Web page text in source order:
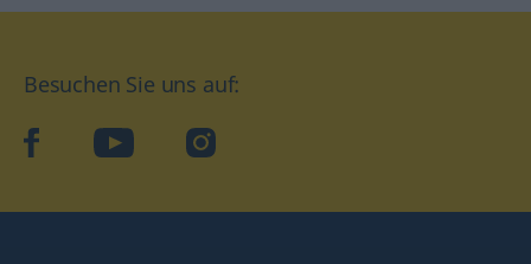
Besuchen Sie uns auf:
facebookYouTube Instagram